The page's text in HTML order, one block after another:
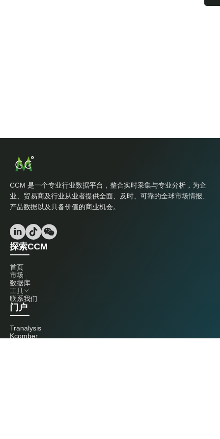
CCM 是一个专业行业数据平台，整合实时采集与专业分析，为企
业、贸易商及行业从业者提供全面、及时、可靠的全球市场情报、
产品数据以及具备价值的商业机会。
探索CCM
首页
市场
数据库
工具
联系我们
门户
Tranalysis
Kcomber